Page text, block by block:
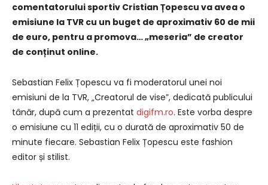
comentatorului sportiv Cristian Țopescu va avea o
emisiune la TVR cu un buget de aproximativ 60 de mii
de euro, pentru a promova… „meseria” de creator
de conținut online.
Sebastian Felix Țopescu va fi moderatorul unei noi
emisiuni de la TVR, „Creatorul de vise”, dedicată publicului
tânăr, după cum a prezentat digifm.ro. Este vorba despre
o emisiune cu 11 ediții, cu o durată de aproximativ 50 de
minute fiecare. Sebastian Felix Țopescu este fashion
editor și stilist.